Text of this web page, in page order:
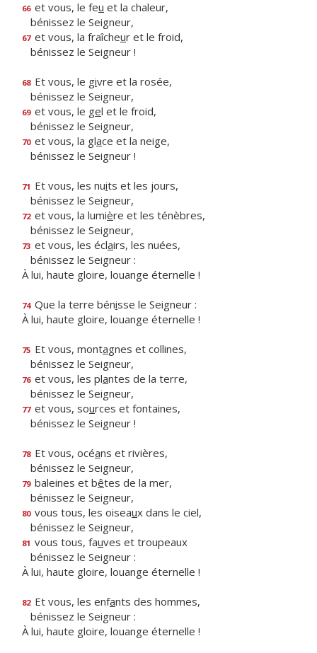
66 et vous, le feu et la chaleur,
bénissez le Seigneur,
67 et vous, la fraîcheur et le froid,
bénissez le Seigneur !
68 Et vous, le givre et la rosée,
bénissez le Seigneur,
69 et vous, le gel et le froid,
bénissez le Seigneur,
70 et vous, la glace et la neige,
bénissez le Seigneur !
71 Et vous, les nuits et les jours,
bénissez le Seigneur,
72 et vous, la lumière et les ténèbres,
bénissez le Seigneur,
73 et vous, les éclairs, les nuées,
bénissez le Seigneur :
À lui, haute gloire, louange éternelle !
74 Que la terre bénisse le Seigneur :
À lui, haute gloire, louange éternelle !
75 Et vous, montagnes et collines,
bénissez le Seigneur,
76 et vous, les plantes de la terre,
bénissez le Seigneur,
77 et vous, sources et fontaines,
bénissez le Seigneur !
78 Et vous, océans et rivières,
bénissez le Seigneur,
79 baleines et bêtes de la mer,
bénissez le Seigneur,
80 vous tous, les oiseaux dans le ciel,
bénissez le Seigneur,
81 vous tous, fauves et troupeaux
bénissez le Seigneur :
À lui, haute gloire, louange éternelle !
82 Et vous, les enfants des hommes,
bénissez le Seigneur :
À lui, haute gloire, louange éternelle !